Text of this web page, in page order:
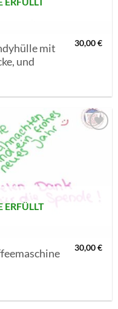
mit
und
30,00€
ERFÜLLT
30,00€